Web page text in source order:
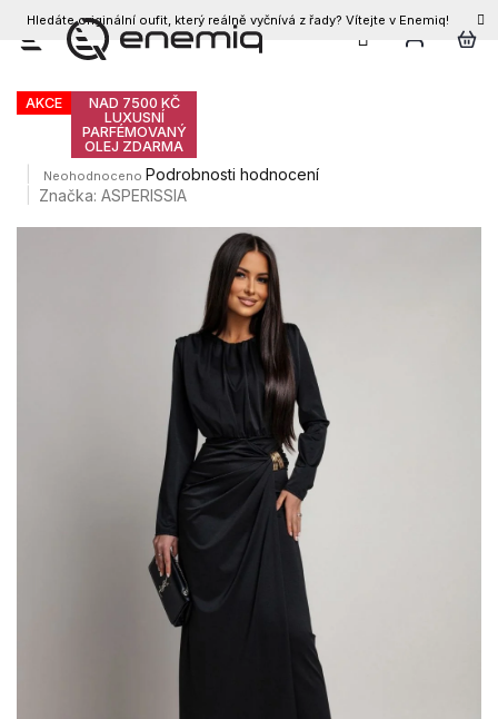
Přejít
Hledáte originální oufit, který reálně vyčnívá z řady? Vítejte v Enemiq!
CZK
Dámské šaty MAUA
AKCE
NAD 7500 KČ
LUXUSNÍ
PARFÉMOVANÝ
OLEJ ZDARMA
Průměrné
hodnocení
Neohodnoceno Podrobnosti hodnocení
Značka:ASPERISSIA